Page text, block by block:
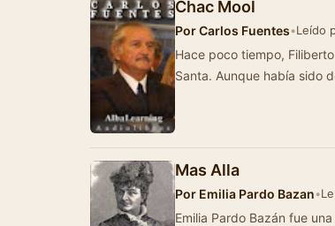
Chac Mool
PorCarlos Fuentes•Leído
Hace poco tiempo, Filiberto murió
Santa. Aunque había sido
Mas Alla
Por Emilia Pardo Bazan•
Emilia Pardo Bazán fue